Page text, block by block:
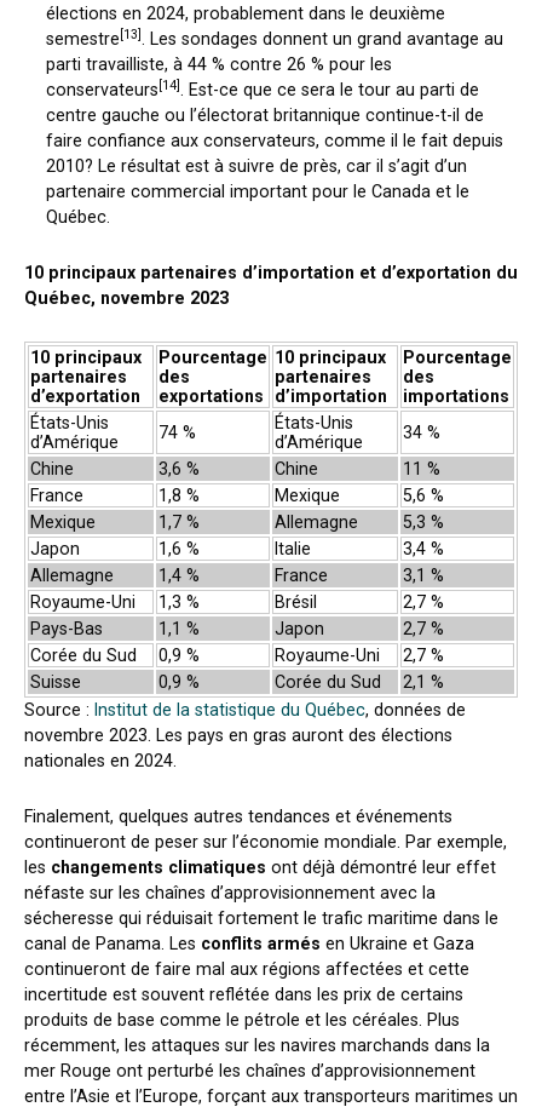
élections en 2024, probablement dans le deuxième
semestre [13]
. Les sondages donnent un grand avantage au
parti travailliste, à 44 % contre 26 % pour les
conservateurs [14]
. Est-ce que ce sera le tour au parti de
centre gauche ou l’électorat britannique continue-t-il de
faire confiance aux conservateurs, comme il le fait depuis
2010? Le résultat est à suivre de près, car il s’agit d’un
partenaire commercial important pour le Canada et le
Québec.
10 principaux partenaires d’importation et d’exportation du
Québec, novembre 2023
10 principaux
partenaires
d’exportation
Pourcentage
des
exportations
10 principaux
partenaires
d’importation
Pourcentage
des
importations
États-Unis
d’Amérique
74 %
États-Unis
d’Amérique
34 %
Chine
3,6 % Chine
11 %
France
1,8 % Mexique
5,6 %
Mexique
1,7 % Allemagne
5,3 %
Japon
1,6 % Italie
3,4 %
Allemagne
1,4 % France
3,1 %
Royaume-Uni
1,3 % Brésil
2,7 %
Pays-Bas
1,1 % Japon
2,7 %
Corée du Sud
0,9 % Royaume-Uni
2,7 %
Suisse
0,9 % Corée du Sud
2,1 %
Source : Institut de la statistique du Québec, données de
novembre 2023. Les pays en gras auront des élections
nationales en 2024.
Finalement, quelques autres tendances et événements
continueront de peser sur l’économie mondiale. Par exemple,
les changements climatiques ont déjà démontré leur effet
néfaste sur les chaînes d’approvisionnement avec la
sécheresse qui réduisait fortement le trafic maritime dans le
canal de Panama. Les conflits armés en Ukraine et Gaza
continueront de faire mal aux régions affectées et cette
incertitude est souvent reflétée dans les prix de certains
produits de base comme le pétrole et les céréales. Plus
récemment, les attaques sur les navires marchands dans la
mer Rouge ont perturbé les chaînes d’approvisionnement
entre l’Asie et l’Europe, forçant aux transporteurs maritimes un